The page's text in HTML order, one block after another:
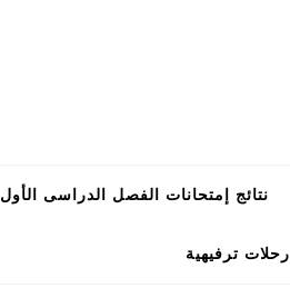
نتائج إمتحانات الفصل الدراسى الأول
رحلات ترفيهية